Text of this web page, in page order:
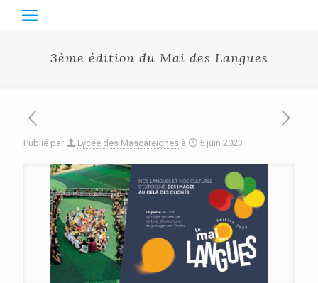
3ème édition du Mai des Langues
Publié par Lycée des Mascareignes à 5 juin 2023